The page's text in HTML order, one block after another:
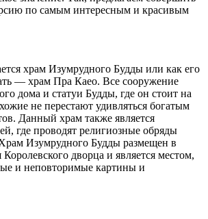
по самым интересным и красивым
храм Изумрудного Будды или как его
— храм Пра Каео. Все сооружение
дома и статуи Будды, где он стоит на
не перестают удивляться богатым
Данный храм также является
где проводят религиозные обряды
Изумрудного Будды размещен в
дворца и является местом,
и неповторимые картины и